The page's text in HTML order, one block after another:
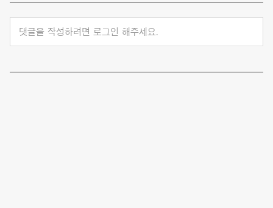
댓글을 작성하려면 로그인 해주세요.